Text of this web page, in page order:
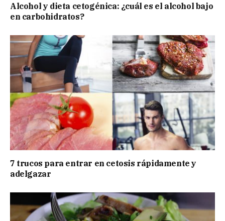
Alcohol y dieta cetogénica: ¿cuál es el alcohol bajo
en carbohidratos?
7 trucos para entrar en cetosis rápidamente y
adelgazar